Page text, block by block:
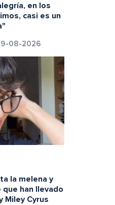
en los
casi es un
08-2026
la melena y
han llevado
Miley Cyrus